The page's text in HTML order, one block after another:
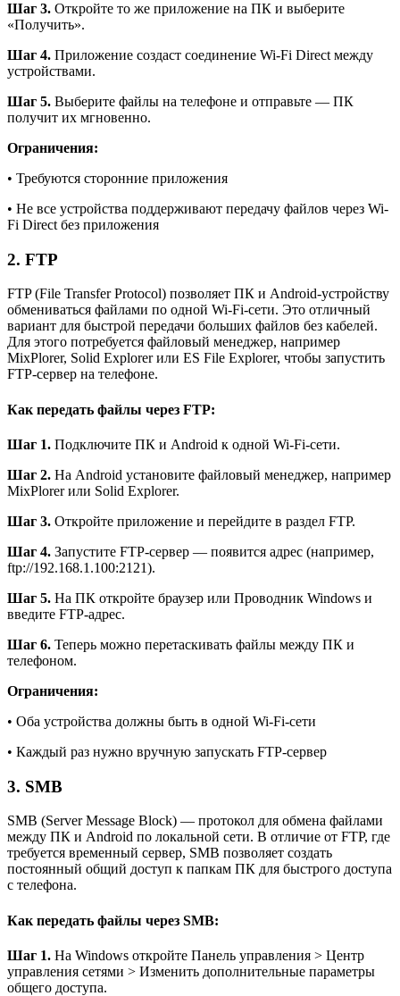
Шаг 3. Откройте то же приложение на ПК и выберите
«Получить».
Шаг 4. Приложение создаст соединение Wi-Fi Direct между
устройствами.
Шаг 5. Выберите файлы на телефоне и отправьте — ПК
получит их мгновенно.
Ограничения:
• Требуются сторонние приложения
• Не все устройства поддерживают передачу файлов через Wi-
Fi Direct без приложения
2. FTP
FTP (File Transfer Protocol) позволяет ПК и Android-устройству
обмениваться файлами по одной Wi-Fi-сети. Это отличный
вариант для быстрой передачи больших файлов без кабелей.
Для этого потребуется файловый менеджер, например
MixPlorer, Solid Explorer или ES File Explorer, чтобы запустить
FTP-сервер на телефоне.
Как передать файлы через FTP:
Шаг 1. Подключите ПК и Android к одной Wi-Fi-сети.
Шаг 2. На Android установите файловый менеджер, например
MixPlorer или Solid Explorer.
Шаг 3. Откройте приложение и перейдите в раздел FTP.
Шаг 4. Запустите FTP-сервер — появится адрес (например,
ftp://192.168.1.100:2121).
Шаг 5. На ПК откройте браузер или Проводник Windows и
введите FTP-адрес.
Шаг 6. Теперь можно перетаскивать файлы между ПК и
телефоном.
Ограничения:
• Оба устройства должны быть в одной Wi-Fi-сети
• Каждый раз нужно вручную запускать FTP-сервер
3. SMB
SMB (Server Message Block) — протокол для обмена файлами
между ПК и Android по локальной сети. В отличие от FTP, где
требуется временный сервер, SMB позволяет создать
постоянный общий доступ к папкам ПК для быстрого доступа
с телефона.
Как передать файлы через SMB:
Шаг 1. На Windows откройте Панель управления > Центр
управления сетями > Изменить дополнительные параметры
общего доступа.